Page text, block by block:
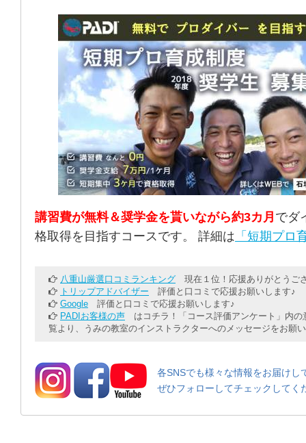
講習費が無料＆奨学金を貰いながら約3カ月 でダ
格取得を目指すコースです。 詳細は 「短期プロ
八重山厳選口コミランキング 現在１位！応援ありがとうご
トリップアドバイザー 評価と口コミで応援お願いします♪
Google 評価と口コミで応援お願いします♪
PADIお客様の声 はコチラ！「コース評価アンケート」内の
覧より、うみの教室のインストラクターへのメッセージをお願
各SNSでも様々な情報をお届けし
ぜひフォローしてチェックしてく